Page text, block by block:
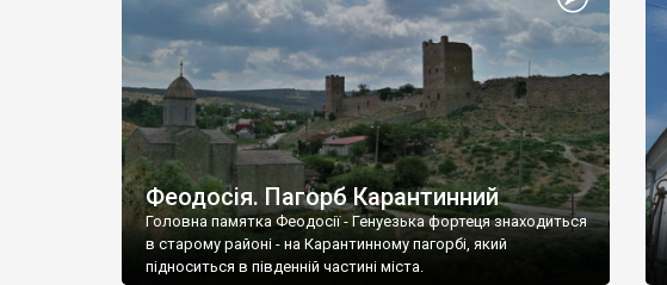
Феодосія. Пагорб Карантинний
Головна памятка Феодосії - Генуезька фортеця знаходиться
в старому районі - на Карантинному пагорбі, який
підноситься в південній частині міста.